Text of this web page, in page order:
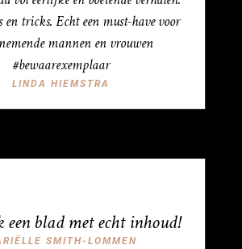
en tricks. Echt een must-have voor
mannen en vrouwen
#bewaarexemplaar
LINDA HIEMSTRA
blad met echt inhoud!
SMITH-LOMMEN